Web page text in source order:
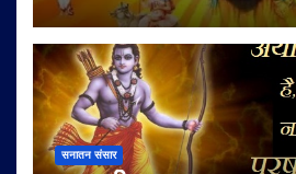
सनातन संसार